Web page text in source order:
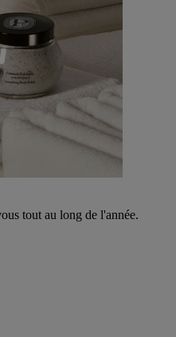
tout au long de l'année.